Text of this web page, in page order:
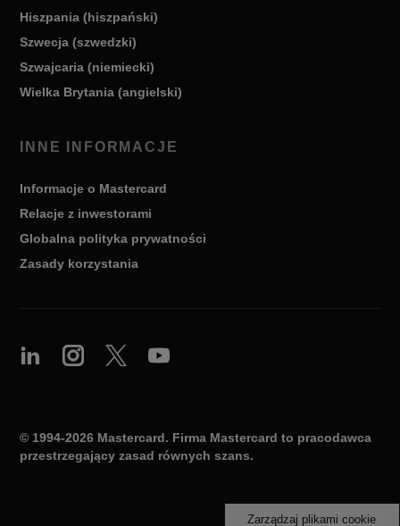
Hiszpania (hiszpański)
Szwecja (szwedzki)
Szwajcaria (niemiecki)
Wielka Brytania (angielski)
INNE INFORMACJE
Informacje o Mastercard
Relacje z inwestorami
Globalna polityka prywatności
Zasady korzystania
© 1994-2026 Mastercard. Firma Mastercard to pracodawca
przestrzegający zasad równych szans.
Zarządzaj plikami cookie